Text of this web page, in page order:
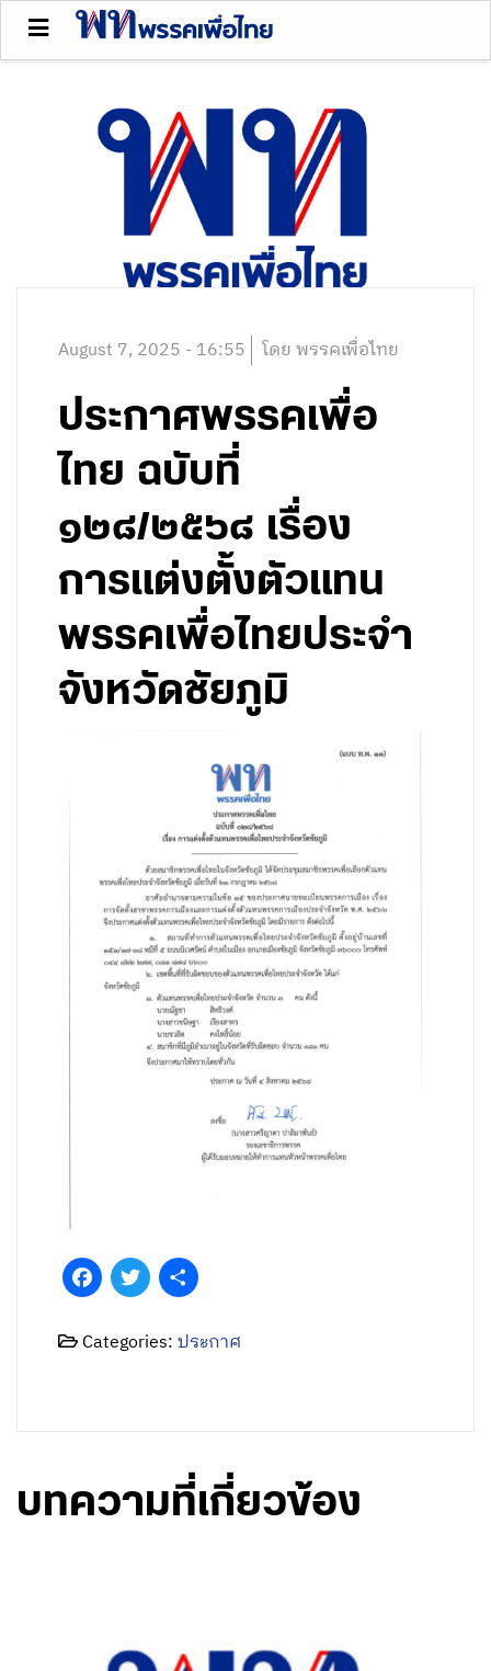
August 7, 2025 - 16:55 โดย พรรคเพื่อไทย
ประกาศพรรคเพื่อ
ไทย ฉบับที่
๑๒๘/๒๕๖๘ เรื่อง
การแต่งตั้งตัวแทน
พรรคเพื่อไทยประจำ
จังหวัดชัยภูมิ
FacebookTwitter
Categories:ประกาศ
บทความที่เกี่ยวข้อง